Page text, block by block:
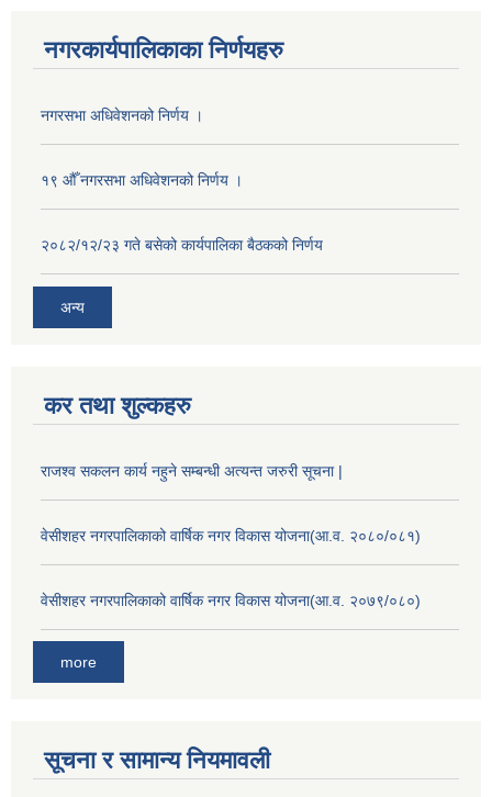
नगरकार्यपालिकाका निर्णयहरु
नगरसभा अधिवेशनको निर्णय ।
१९ औँ नगरसभा अधिवेशनको निर्णय ।
२०८२/१२/२३ गते बसेको कार्यपालिका बैठकको निर्णय
अन्य
कर तथा शुल्कहरु
राजश्व सकलन कार्य नहुने सम्बन्धी अत्यन्त जरुरी सूचना |
वेसीशहर नगरपालिकाको वार्षिक नगर विकास योजना(आ.व. २०८०/०८१)
वेसीशहर नगरपालिकाको वार्षिक नगर विकास योजना(आ.व. २०७९/०८०)
more
सूचना र सामान्य नियमावली